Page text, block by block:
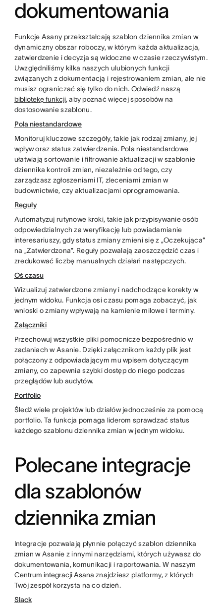
dokumentowania
Funkcje Asany przekształcają szablon dziennika zmian w
dynamiczny obszar roboczy, w którym każda aktualizacja,
zatwierdzenie i decyzja są widoczne w czasie rzeczywistym.
Uwzględniliśmy kilka naszych ulubionych funkcji
związanych z dokumentacją i rejestrowaniem zmian, ale nie
musisz ograniczać się tylko do nich. Odwiedź naszą
bibliotekę funkcji, aby poznać więcej sposobów na
dostosowanie szablonu.
Pola niestandardowe
Monitoruj kluczowe szczegóły, takie jak rodzaj zmiany, jej
wpływ oraz status zatwierdzenia. Pola niestandardowe
ułatwiają sortowanie i filtrowanie aktualizacji w szablonie
dziennika kontroli zmian, niezależnie od tego, czy
zarządzasz zgłoszeniami IT, zleceniami zmian w
budownictwie, czy aktualizacjami oprogramowania.
Reguły
Automatyzuj rutynowe kroki, takie jak przypisywanie osób
odpowiedzialnych za weryfikację lub powiadamianie
interesariuszy, gdy status zmiany zmieni się z „Oczekująca”
na „Zatwierdzona”. Reguły pozwalają zaoszczędzić czas i
zredukować liczbę manualnych działań następczych.
Oś czasu
Wizualizuj zatwierdzone zmiany i nadchodzące korekty w
jednym widoku. Funkcja osi czasu pomaga zobaczyć, jak
wnioski o zmiany wpływają na kamienie milowe i terminy.
Załączniki
Przechowuj wszystkie pliki pomocnicze bezpośrednio w
zadaniach w Asanie. Dzięki załącznikom każdy plik jest
połączony z odpowiadającym mu wpisem dotyczącym
zmiany, co zapewnia szybki dostęp do niego podczas
przeglądów lub audytów.
Portfolio
Śledź wiele projektów lub działów jednocześnie za pomocą
portfolio. Ta funkcja pomaga liderom sprawdzać status
każdego szablonu dziennika zmian w jednym widoku.
Polecane integracje
dla szablonów
dziennika zmian
Integracje pozwalają płynnie połączyć szablon dziennika
zmian w Asanie z innymi narzędziami, których używasz do
dokumentowania, komunikacji i raportowania. W naszym
Centrum integracji Asana znajdziesz platformy, z których
Twój zespół korzysta na co dzień.
Slack